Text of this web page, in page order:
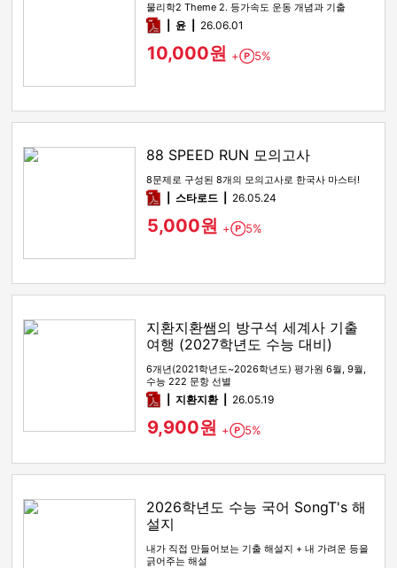
물리학2 Theme 2. 등가속도 운동 개념과 기출
pdf윤 26.06.01
10,000원 + Point
5%
88 SPEED RUN 모의고사
8문제로 구성된 8개의 모의고사로 한국사 마스터!
pdf스타로드 26.05.24
5,000원 + Point
5%
지환지환쌤의 방구석 세계사 기출
여행 (2027학년도 수능 대비)
6개년(2021학년도~2026학년도) 평가원 6월, 9월,
수능 222 문항 선별
pdf지환지환 26.05.19
9,900원 + Point
5%
2026학년도 수능 국어 SongT's 해
설지
내가 직접 만들어보는 기출 해설지 + 내 가려운 등을
긁어주는 해설